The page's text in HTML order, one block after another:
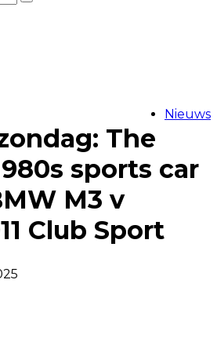
Nieuws
The
sports car
M3 v
Club Sport